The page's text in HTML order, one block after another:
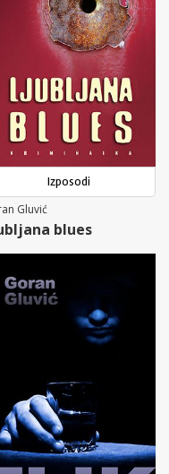
Izposodi
Gluvić
blues